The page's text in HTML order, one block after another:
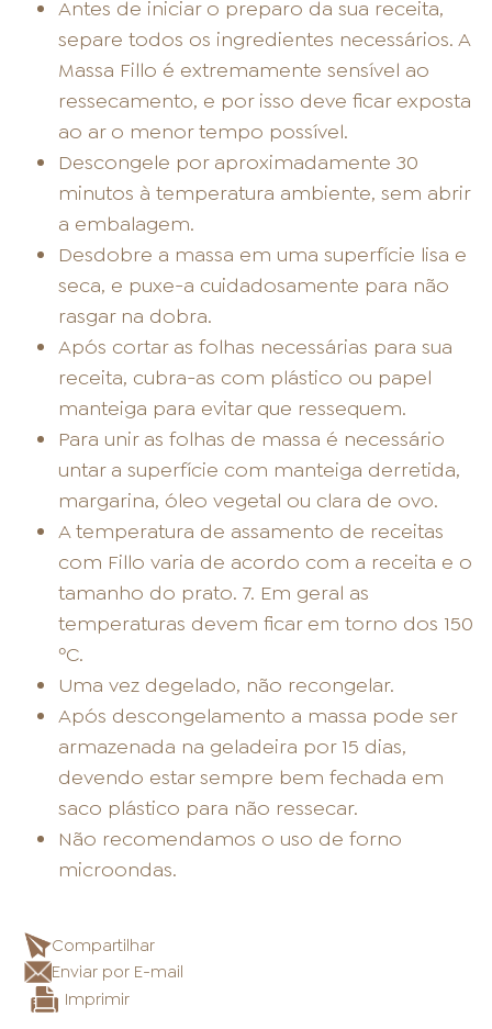
Antes de iniciar o preparo da sua receita,
separe todos os ingredientes necessários. A
Massa Fillo é extremamente sensível ao
ressecamento, e por isso deve ficar exposta
ao ar o menor tempo possível.
Descongele por aproximadamente 30
minutos à temperatura ambiente, sem abrir
a embalagem.
Desdobre a massa em uma superfície lisa e
seca, e puxe-a cuidadosamente para não
rasgar na dobra.
Após cortar as folhas necessárias para sua
receita, cubra-as com plástico ou papel
manteiga para evitar que ressequem.
Para unir as folhas de massa é necessário
untar a superfície com manteiga derretida,
margarina, óleo vegetal ou clara de ovo.
A temperatura de assamento de receitas
com Fillo varia de acordo com a receita e o
tamanho do prato. 7. Em geral as
temperaturas devem ficar em torno dos 150
ºC.
Uma vez degelado, não recongelar.
Após descongelamento a massa pode ser
armazenada na geladeira por 15 dias,
devendo estar sempre bem fechada em
saco plástico para não ressecar.
Não recomendamos o uso de forno
microondas.
Compartilhar
Enviar por E-mail
Imprimir